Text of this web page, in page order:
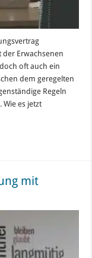
der Erwachsenen
oft auch ein
dem geregelten
Regeln
es jetzt
mit